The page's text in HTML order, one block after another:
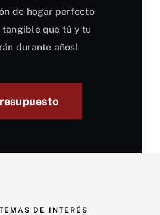
de hogar perfecto
que tú y tu
durante años!
DE INTERÉS